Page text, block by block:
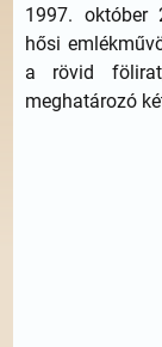
1997. október
hősi
a rövid
meghatározó